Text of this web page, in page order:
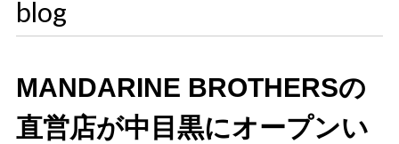
blog
MANDARINE BROTHERSの
直営店が中目黒にオープンい